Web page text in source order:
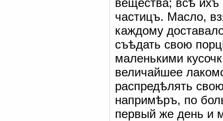
вещества; всѣ
частицъ. Масло,
каждому
съѣдать свою
маленькими
величайшее
распредѣлять
напримѣръ, по
первый же день и